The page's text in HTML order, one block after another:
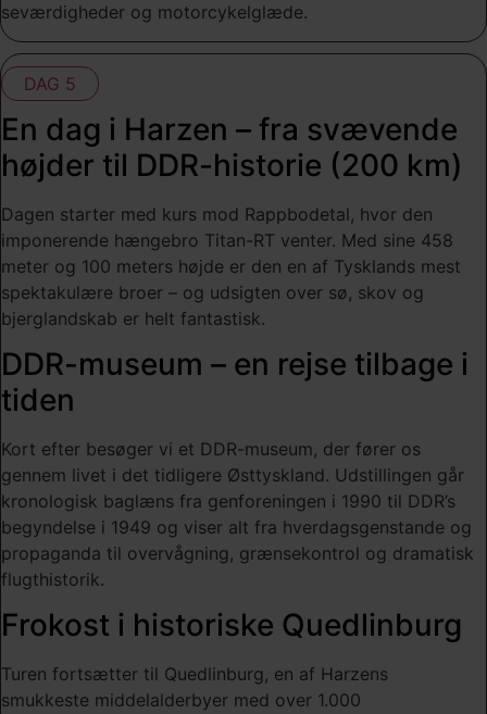
seværdigheder og motorcykelglæde.
DAG 5
En dag i Harzen – fra svævende
højder til DDR-historie (200 km)
Dagen starter med kurs mod Rappbodetal, hvor den
imponerende hængebro Titan-RT venter. Med sine 458
meter og 100 meters højde er den en af Tysklands mest
spektakulære broer – og udsigten over sø, skov og
bjerglandskab er helt fantastisk.
DDR-museum – en rejse tilbage i
tiden
Kort efter besøger vi et DDR-museum, der fører os
gennem livet i det tidligere Østtyskland. Udstillingen går
kronologisk baglæns fra genforeningen i 1990 til DDR’s
begyndelse i 1949 og viser alt fra hverdagsgenstande og
propaganda til overvågning, grænsekontrol og dramatisk
flugt­historik.
Frokost i historiske Quedlinburg
Turen fortsætter til Quedlinburg, en af Harzens
smukkeste middelalderbyer med over 1.000